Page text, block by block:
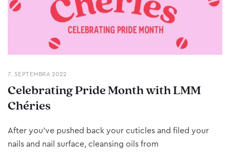
7. SEPTEMBRA 2022
Celebrating Pride Month with LMM
Chéries
After you’ve pushed back your cuticles and filed your
nails and nail surface, cleansing oils from